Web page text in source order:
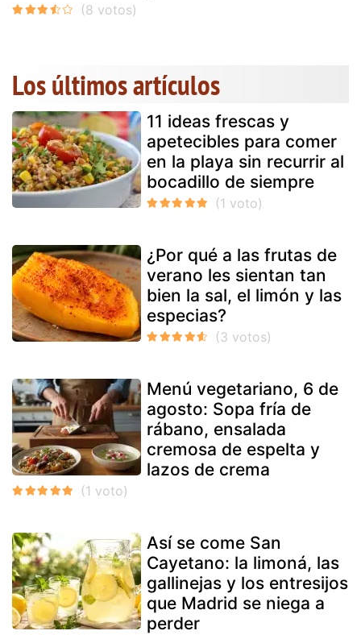
Los últimos artículos
11 ideas frescas y
apetecibles para comer
en la playa sin recurrir al
bocadillo de siempre
¿Por qué a las frutas de
verano les sientan tan
bien la sal, el limón y las
especias?
Menú vegetariano, 6 de
agosto: Sopa fría de
rábano, ensalada
cremosa de espelta y
lazos de crema
Así se come San
Cayetano: la limoná, las
gallinejas y los entresijos
que Madrid se niega a
perder